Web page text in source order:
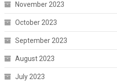
November 2023
October 2023
September 2023
August 2023
July 2023